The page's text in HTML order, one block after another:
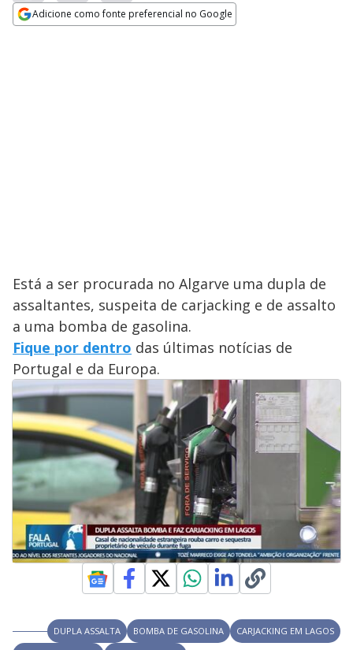
Adicione como fonte preferencial no Google
Está a ser procurada no Algarve uma dupla de
assaltantes, suspeita de carjacking e de assalto
a uma bomba de gasolina.
Fique por dentro das últimas notícias de
Portugal e da Europa.
DUPLA ASSALTA BOMBA DE GASOLINA
CARJACKING EM LAGOS